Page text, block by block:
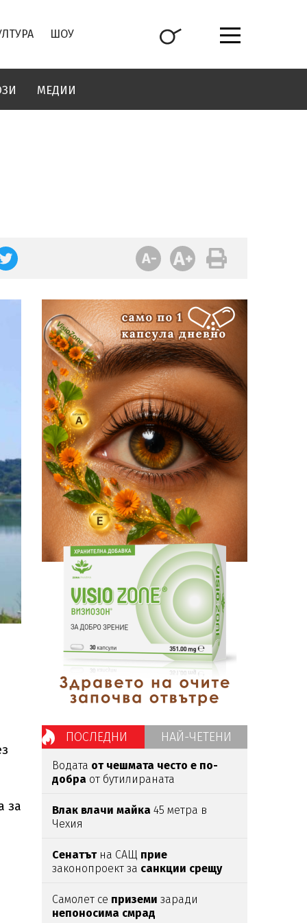
ШОУ
МЕДИИ
за
ПОСЛЕДНИ НАЙ-ЧЕТЕНИ
Водата от чешмата често е по-
добра от бутилираната
Влак влачи майка 45 метра в
Чехия
Сенатътна САЩ прие
законопроект за санкции срещу
Самолет се приземи заради
непоносима смрад